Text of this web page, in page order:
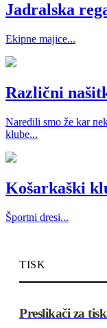
Jadralska
Ekipne majice...
Različni
Naredili smo že kar
klube...
Košarkaški
Športni dresi...
TISK
Preslikači za